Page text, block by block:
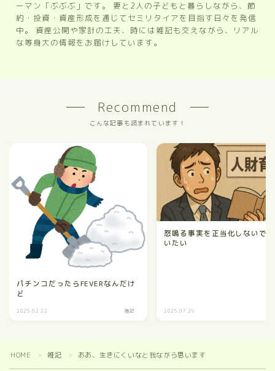
ーマン「ぶぶぶ」です。 妻と2人の子どもと暮らしながら、節
約・投資・資産形成を通じてセミリタイアを目指す日々を発信
中。 資産公開や家計の工夫、時には雑記も交えながら、リアル
な等身大の情報をお届けしています。
Recommend
こんな記事も読まれています！
パチンコだったらFEVERなんだけ
ど
2025.02.22 雑記
怒鳴る事実を正当化しないで
いたい
2025.07.29
HOME ＞ 雑記 ＞ ああ、生きにくいなと我ながら思います